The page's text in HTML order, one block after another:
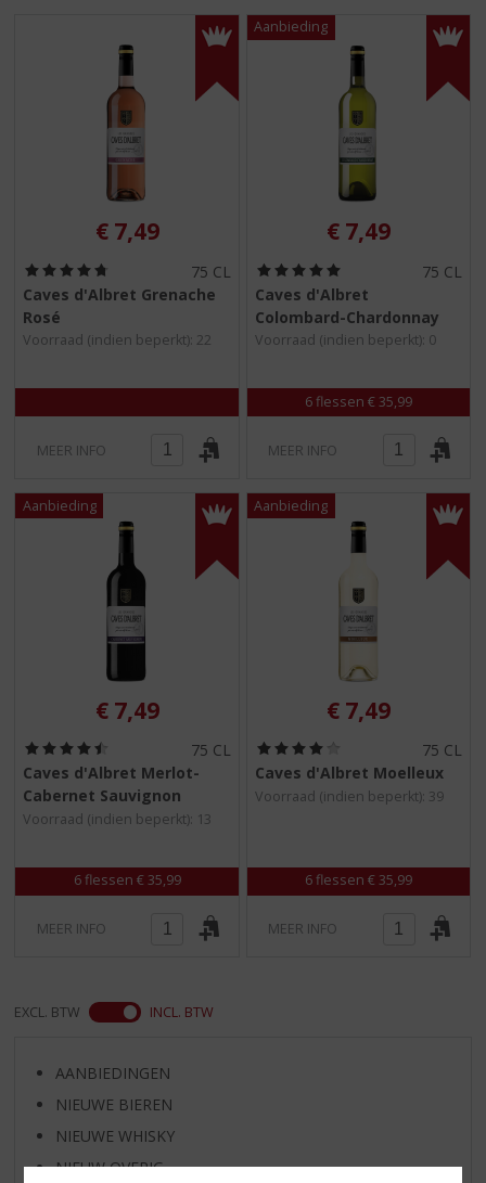
n
a
v
a
t
€ 7,49
,
/
75 CL
Caves d'Albret Grenache
Rosé
Voorraad (indien beperkt): 22
MEER INFO
€ 7,49
,
0
/
75 CL
Caves d'Albret
Colombard-Chardonnay
Voorraad (indien beperkt): 0
6 flessen € 35,99
MEER INFO
€ 7,49
,
5
/
75 CL
Caves d'Albret Merlot-
Cabernet Sauvignon
Voorraad (indien beperkt): 13
6 flessen € 35,99
MEER INFO
€ 7,49
,
0
75 CL
Caves d'Albret Moelleux
Voorraad (indien beperkt): 39
6 flessen € 35,99
MEER INFO
EXCL. BTW INCL. BTW
AANBIEDINGEN
NIEUWE BIEREN
NIEUWE WHISKY
NIEUW OVERIG